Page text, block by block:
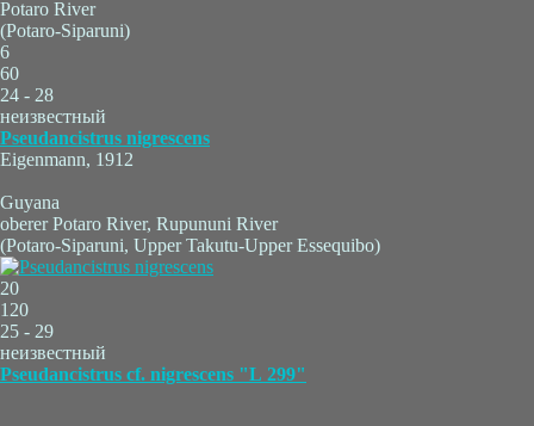
Potaro River
(Potaro-Siparuni)
6
60
24 - 28
неизвестный
Pseudancistrus nigrescens
Eigenmann, 1912
Guyana
oberer Potaro River, Rupununi River
(Potaro-Siparuni, Upper Takutu-Upper Essequibo)
20
120
25 - 29
неизвестный
Pseudancistrus cf. nigrescens "L 299"